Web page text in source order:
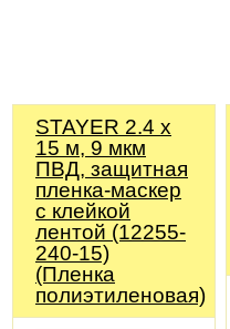
STAYER 2.4 х
15 м, 9 мкм
ПВД, защитная
пленка-маскер
с клейкой
лентой (12255-
240-15)
(Пленка
полиэтиленовая)